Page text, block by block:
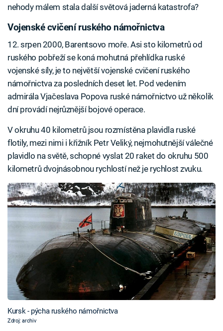
nehody málem stala další světová jaderná katastrofa?
Vojenské cvičení ruského námořnictva
12. srpen 2000, Barentsovo moře. Asi sto kilometrů od
ruského pobřeží se koná mohutná přehlídka ruské
vojenské síly, je to největší vojenské cvičení ruského
námořnictva za posledních deset let. Pod vedením
admirála Vjačeslava Popova ruské námořnictvo už několik
dní provádí nejrůznější bojové operace.
V okruhu 40 kilometrů jsou rozmístěna plavidla ruské
flotily, mezi nimi i křižník Petr Veliký, nejmohutnější válečné
plavidlo na světě, schopné vyslat 20 raket do okruhu 500
kilometrů dvojnásobnou rychlostí než je rychlost zvuku.
Kursk - pýcha ruského námořnictva
Zdroj: archiv